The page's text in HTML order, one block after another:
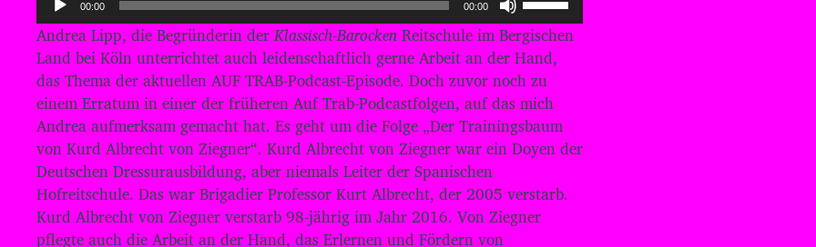
u
d
i
o
-
P
l
a
y
00:00 00:00
f
e
i
l
t
a
s
e
H
o
Andrea Lipp, die Begründerin derKlassisch-BarockenReitschule im Bergischen
Land bei Köln unterrichtet auch leidenschaftlich gerne Arbeit an der Hand,
das Thema der aktuellen AUF TRAB-Podcast-Episode. Doch zuvor noch zu
einem Erratum in einer der früheren Auf Trab-Podcastfolgen, auf das mich
Andrea aufmerksam gemacht hat. Es geht um die Folge „Der Trainingsbaum
von Kurd Albrecht von Ziegner“. Kurd Albrecht von Ziegner war ein Doyen der
Deutschen Dressurausbildung, aber niemals Leiter der Spanischen
Hofreitschule. Das war Brigadier Professor Kurt Albrecht, der 2005 verstarb.
Kurd Albrecht von Ziegner verstarb 98-jährig im Jahr 2016. Von Ziegner
pflegte auch die Arbeit an der Hand, das Erlernen und Fördern von